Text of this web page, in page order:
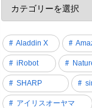
Aladdin X
iRobot
SHARP
アイリスオーヤマ